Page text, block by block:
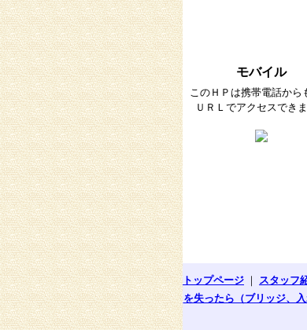
モバイル
このＨＰは携帯電話から
ＵＲＬでアクセスできま
トップページ ｜ スタッフ
を失ったら（ブリッジ、